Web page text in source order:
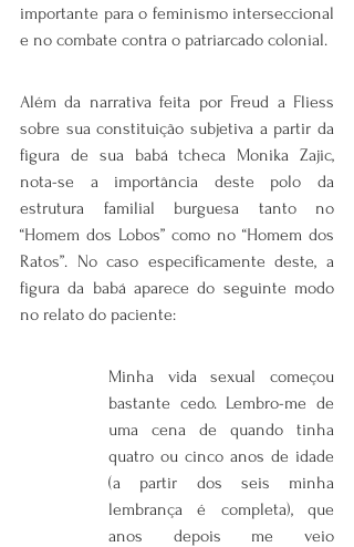
importante para o feminismo interseccional
e no combate contra o patriarcado colonial.
Além da narrativa feita por Freud a Fliess
sobre sua constituição subjetiva a partir da
figura de sua babá tcheca Monika Zajic,
nota-se a importância deste polo da
estrutura familial burguesa tanto no
“Homem dos Lobos” como no “Homem dos
Ratos”. No caso especificamente deste, a
figura da babá aparece do seguinte modo
no relato do paciente:
Minha vida sexual começou
bastante cedo. Lembro-me de
uma cena de quando tinha
quatro ou cinco anos de idade
(a partir dos seis minha
lembrança é completa), que
anos depois me veio